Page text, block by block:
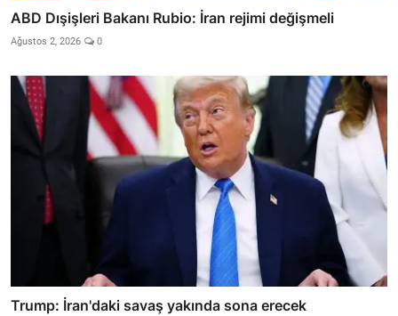
ABD Dışişleri Bakanı Rubio: İran rejimi değişmeli
Ağustos 2, 2026 0
Trump: İran'daki savaş yakında sona erecek